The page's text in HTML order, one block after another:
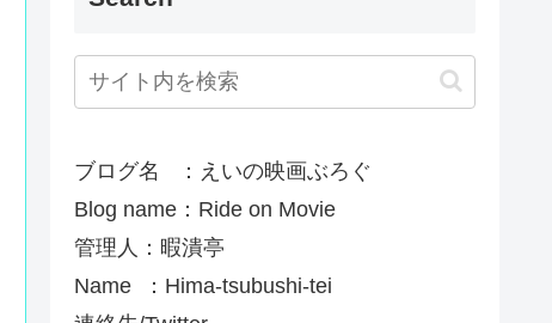
ブログ名 ：えいの映画ぶろぐ
Blog name：Ride on Movie
管理人：暇潰亭
Name ：Hima-tsubushi-tei